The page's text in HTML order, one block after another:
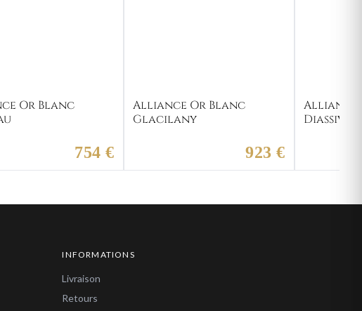
Or Blanc
754 €
Alliance Or Blanc
Glacilany
923 €
Alliance
Diassivi
INFORMATIONS
Livraison
Retours